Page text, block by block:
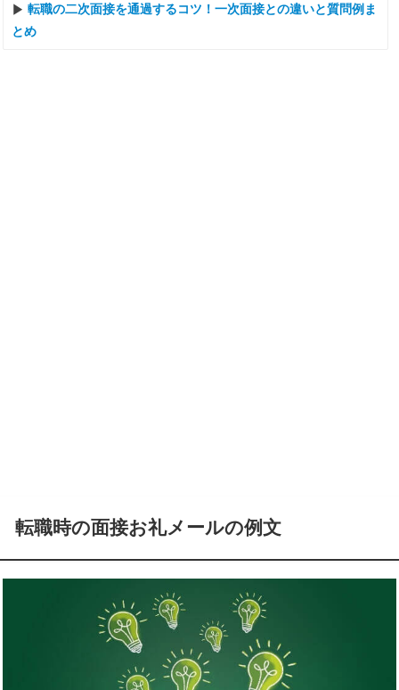
転職の二次面接を通過するコツ！一次面接との違いと質問例ま
とめ
転職時の面接お礼メールの例文